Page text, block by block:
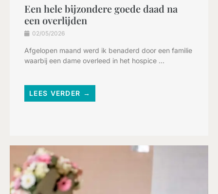
Een hele bijzondere goede daad na
een overlijden
02/05/2026
Afgelopen maand werd ik benaderd door een familie
waarbij een dame overleed in het hospice ...
LEES VERDER →